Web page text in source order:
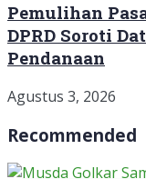
Pemulihan
DPRD Soroti
Pendanaan
Agustus 3, 2026
Recommended